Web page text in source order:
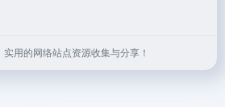
用的网络站点资源收集与分享！